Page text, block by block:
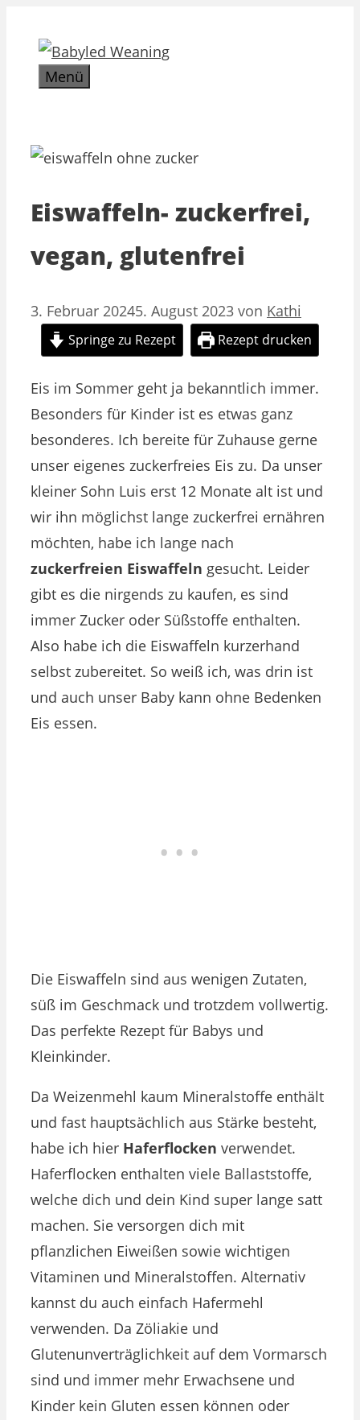
Inhalt
springenMenü
Eiswaffeln- zuckerfrei,
vegan, glutenfrei
3. Februar 20245. August 2023 von Kathi
Springe zu Rezept Rezept drucken
Eis im Sommer geht ja bekanntlich immer.
Besonders für Kinder ist es etwas ganz
besonderes. Ich bereite für Zuhause gerne
unser eigenes zuckerfreies Eis zu. Da unser
kleiner Sohn Luis erst 12 Monate alt ist und
wir ihn möglichst lange zuckerfrei ernähren
möchten, habe ich lange nach
zuckerfreien Eiswaffeln gesucht. Leider
gibt es die nirgends zu kaufen, es sind
immer Zucker oder Süßstoffe enthalten.
Also habe ich die Eiswaffeln kurzerhand
selbst zubereitet. So weiß ich, was drin ist
und auch unser Baby kann ohne Bedenken
Eis essen.
Die Eiswaffeln sind aus wenigen Zutaten,
süß im Geschmack und trotzdem vollwertig.
Das perfekte Rezept für Babys und
Kleinkinder.
Da Weizenmehl kaum Mineralstoffe enthält
und fast hauptsächlich aus Stärke besteht,
habe ich hier Haferflocken verwendet.
Haferflocken enthalten viele Ballaststoffe,
welche dich und dein Kind super lange satt
machen. Sie versorgen dich mit
pflanzlichen Eiweißen sowie wichtigen
Vitaminen und Mineralstoffen. Alternativ
kannst du auch einfach Hafermehl
verwenden. Da Zöliakie und
Glutenunverträglichkeit auf dem Vormarsch
sind und immer mehr Erwachsene und
Kinder kein Gluten essen können oder